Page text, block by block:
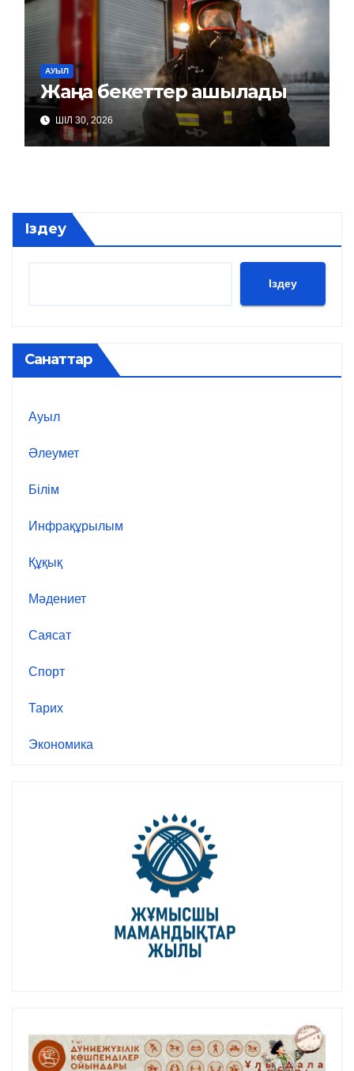
АУЫЛ
Жаңа бекеттер ашылады
ШІЛ 30, 2026
Іздеу
Іздеу
Санаттар
Ауыл
Әлеумет
Білім
Инфрақұрылым
Құқық
Мәдениет
Саясат
Спорт
Тарих
Экономика